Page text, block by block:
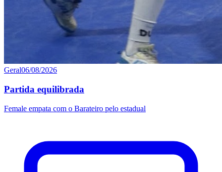
Geral06/08/2026
Partida equilibrada
Female empata com o Barateiro pelo estadual